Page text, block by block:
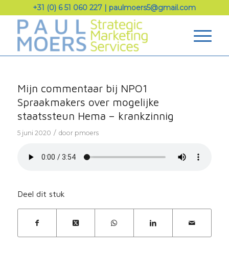
+31 (0) 6 51 060 227 |paulmoers5@gmail.com
Mijn commentaar bij NPO1
Spraakmakers over mogelijke
staatssteun Hema – krankzinnig
5 juni 2020 / door pmoers
Deel dit stuk